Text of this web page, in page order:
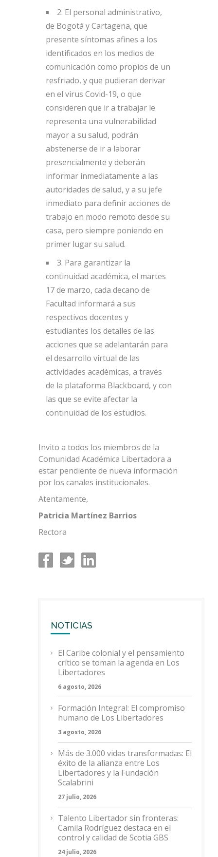
2. El personal administrativo,
de Bogotá y Cartagena, que
presente síntomas afines a los
identificados en los medios de
comunicación como propios de un
resfriado, y que pudieran derivar
en el virus Covid-19, o que
consideren que ir a trabajar le
representa una vulnerabilidad
mayor a su salud, podrán
abstenerse de ir a laborar
presencialmente y deberán
informar inmediatamente a las
autoridades de salud, y a su jefe
inmediato para definir acciones de
trabajo en modo remoto desde su
casa, pero siempre poniendo en
primer lugar su salud.
3. Para garantizar la
continuidad académica, el martes
17 de marzo, cada decano de
Facultad informará a sus
respectivos docentes y
estudiantes los detalles de las
acciones que se adelantarán para
el desarrollo virtual de las
actividades académicas, a través
de la plataforma Blackboard, y con
las que se evite afectar la
continuidad de los estudios.
Invito a todos los miembros de la
Comunidad Académica Libertadora a
estar pendiente de nueva información
por los canales institucionales.
Atentamente,
Patricia Martínez Barrios
Rectora
NOTICIAS
El Caribe colonial y el pensamiento
crítico se toman la agenda en Los
Libertadores
6 agosto, 2026
Formación Integral: El compromiso
humano de Los Libertadores
3 agosto, 2026
Más de 3.000 vidas transformadas: El
éxito de la alianza entre Los
Libertadores y la Fundación
Scalabrini
27 julio, 2026
Talento Libertador sin fronteras:
Camila Rodríguez destaca en el
control y calidad de Scotia GBS
24 julio, 2026